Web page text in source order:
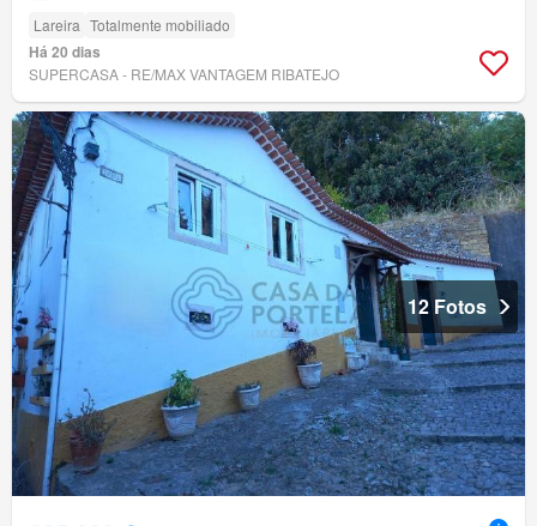
Lareira Totalmente mobiliado
Há 20 dias
SUPERCASA - RE/MAX VANTAGEM RIBATEJO
12 Fotos